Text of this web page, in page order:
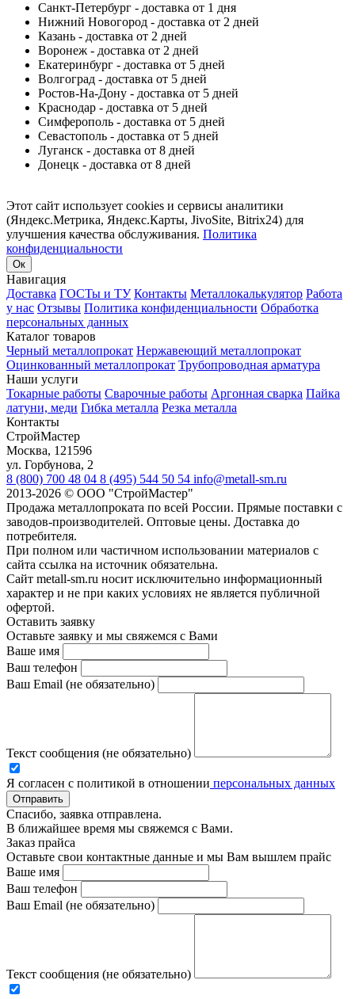
Санкт-Петербург - доставка от 1 дня
Нижний Новогород - доставка от 2 дней
Казань - доставка от 2 дней
Воронеж - доставка от 2 дней
Екатеринбург - доставка от 5 дней
Волгоград - доставка от 5 дней
Ростов-На-Дону - доставка от 5 дней
Краснодар - доставка от 5 дней
Симферополь - доставка от 5 дней
Севастополь - доставка от 5 дней
Луганск - доставка от 8 дней
Донецк - доставка от 8 дней
Этот сайт использует cookies и сервисы аналитики
(Яндекс.Метрика, Яндекс.Карты, JivoSite, Bitrix24) для
улучшения качества обслуживания. Политика
конфиденциальности
Ок
Навигация
Доставка ГОСТы и ТУ Контакты Металлокалькулятор Работа
у нас Отзывы Политика конфиденциальности Обработка
персональных данных
Каталог товаров
Черный металлопрокат Нержавеющий металлопрокат
Оцинкованный металлопрокат Трубопроводная арматура
Наши услуги
Токарные работы Сварочные работы Аргонная сварка Пайка
латуни, меди Гибка металла Резка металла
Контакты
СтройМастер
Москва, 121596
ул. Горбунова, 2
8 (800) 700 48 04 8 (495) 544 50 54 info@metall-sm.ru
2013-2026 © ООО "СтройМастер"
Продажа металлопроката по всей России. Прямые поставки с
заводов-производителей. Оптовые цены. Доставка до
потребителя.
При полном или частичном использовании материалов с
сайта ссылка на источник обязательна.
Сайт metall-sm.ru носит исключительно информационный
характер и не при каких условиях не является публичной
офертой.
Оставить заявку
Оставьте заявку и мы свяжемся с Вами
Ваше имя
Ваш телефон
Ваш Email (не обязательно)
Текст сообщения (не обязательно)
Я согласен с политикой в отношении персональных данных
Отправить
Спасибо, заявка отправлена.
В ближайшее время мы свяжемся с Вами.
Заказ прайса
Оставьте свои контактные данные и мы Вам вышлем прайс
Ваше имя
Ваш телефон
Ваш Email (не обязательно)
Текст сообщения (не обязательно)